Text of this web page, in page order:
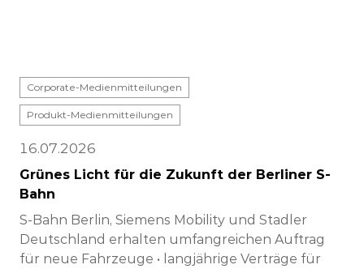
Corporate-Medienmitteilungen
Produkt-Medienmitteilungen
16.07.2026
Grünes Licht für die Zukunft der Berliner S-
Bahn
S-Bahn Berlin, Siemens Mobility und Stadler
Deutschland erhalten umfangreichen Auftrag
für neue Fahrzeuge • langjährige Verträge für